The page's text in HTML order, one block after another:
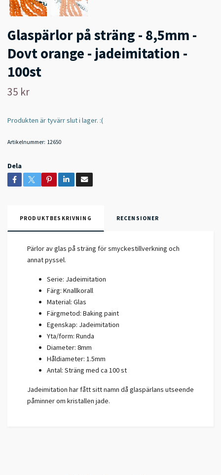
Glaspärlor på sträng - 8,5mm -
Dovt orange - jadeimitation -
100st
35 kr
Produkten är tyvärr slut i lager. :(
Artikelnummer: 12650
Dela
PRODUKTBESKRIVNING RECENSIONER
Pärlor av glas på sträng för smyckestillverkning och
annat pyssel.
Serie: Jadeimitation
Färg: Knallkorall
Material: Glas
Färgmetod: Baking paint
Egenskap: Jadeimitation
Yta/form: Runda
Diameter: 8mm
Håldiameter: 1.5mm
Antal: Sträng med ca 100 st
Jadeimitation har fått sitt namn då glaspärlans utseende
påminner om kristallen jade.